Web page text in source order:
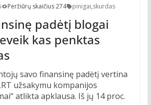
Peržiūrų skaičius 274 pinigai,skurdas
padėtį blogai
kas penktas
savo finansinę padėtį vertina
užsakymu kompanijos
atlikta apklausa. Iš jų 14 proc.